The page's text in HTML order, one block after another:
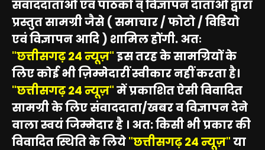
सवाददाताओं एवं पाठको व् विज्ञापन दाताओ द्वारा
प्रस्तुत सामग्री जैसे ( समाचार / फोटो / विडियो
एवं विज्ञापन आदि ) शामिल होंगी. अतः
"छत्तीसगढ़ 24 न्यूज़"इस तरह के सामग्रियों के
लिए कोई भी ज़िम्मेदारीं स्वीकार नहीं करता है।
"छत्तीसगढ़ 24 न्यूज़"में प्रकाशित ऐसी विवादित
सामग्री के लिए संवाददाता/खबर व विज्ञापन देने
वाला स्वयं जिम्मेदार है । अत: किसी भी प्रकार की
विवादित स्थिति के लिये"छत्तीसगढ़ 24 न्यूज़"या